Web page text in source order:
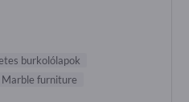
burkolólapok
Marble furniture